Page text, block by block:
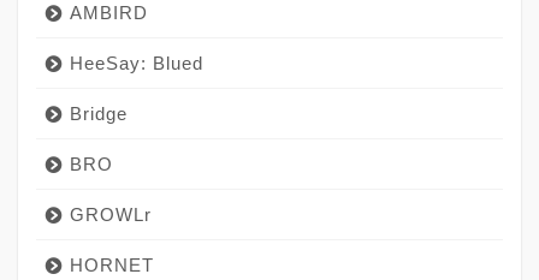
AMBIRD
HeeSay: Blued
Bridge
BRO
GROWLr
HORNET